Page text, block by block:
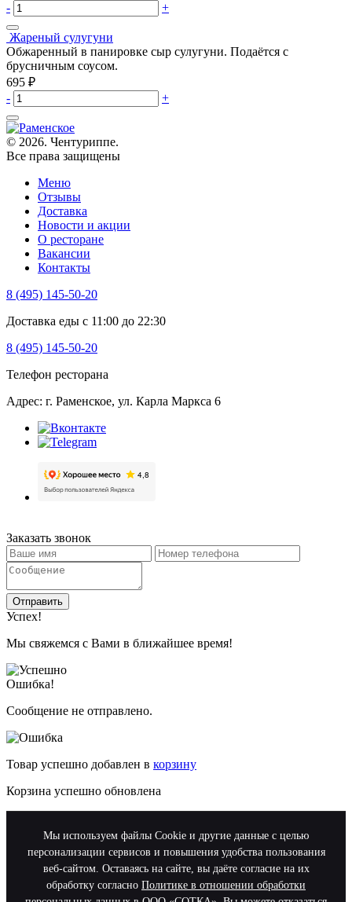
-
+
Жареный сулугуни
Обжаренный в панировке сыр сулугуни. Подаётся с
брусничным соусом.
695 ₽
-
+
© 2026. Чентуриппе.
Все права защищены
Меню
Отзывы
Доставка
Новости и акции
О ресторане
Вакансии
Контакты
8 (495) 145-50-20
Доставка еды с 11:00 до 22:30
8 (495) 145-50-20
Телефон ресторана
Адрес: г. Раменское, ул. Карла Маркса 6
Заказать звонок
Отправить
Успех!
Мы свяжемся с Вами в ближайшее время!
Ошибка!
Сообщение не отправлено.
Товар успешно добавлен в корзину
Корзина успешно обновлена
Мы используем файлы Cookie и другие данные с целью
персонализации сервисов и повышения удобства пользования
веб-сайтом. Оставаясь на сайте, вы даёте согласие на их
обработку согласно Политике в отношении обработки